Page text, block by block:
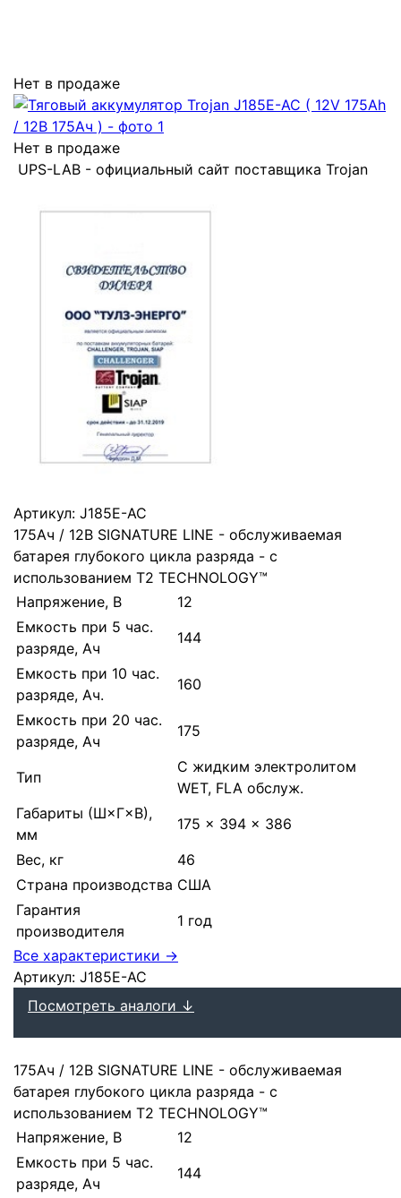
Нет в продаже
Нет в продаже
UPS-LAB - официальный сайт поставщика Trojan
Артикул: J185E-AC
175Ач / 12В SIGNATURE LINE - обслуживаемая
батарея глубокого цикла разряда - с
использованием T2 TECHNOLOGY™
Напряжение, В
12
Емкость при 5 час.
разряде, Ач
144
Емкость при 10 час.
разряде, Ач.
160
Емкость при 20 час.
разряде, Ач
175
Тип
С жидким электролитом
WET, FLA обслуж.
Габариты (Ш×Г×В),
мм
175 × 394 × 386
Вес, кг
46
Страна производства США
Гарантия
производителя
1 год
Все характеристики →
Артикул: J185E-AC
Посмотреть аналоги ↓
175Ач / 12В SIGNATURE LINE - обслуживаемая
батарея глубокого цикла разряда - с
использованием T2 TECHNOLOGY™
Напряжение, В
12
Емкость при 5 час.
разряде, Ач
144